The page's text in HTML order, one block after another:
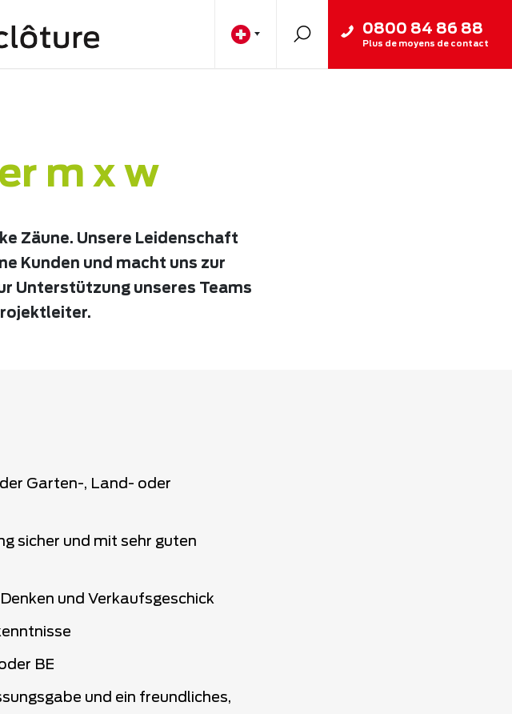
0800 84 86 88
Plus de moyens de contact
m x w
Zäune. Unsere Leidenschaft
Kunden und macht uns zur
Unterstützung unseres Teams
Garten-, Land- oder
sicher und mit sehr guten
und Verkaufsgeschick
BE
und ein freundliches,